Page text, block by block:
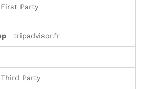
First Party
tripadvisor.fr
Third Party